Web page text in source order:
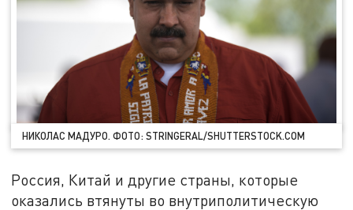
НИКОЛАС МАДУРО. ФОТО: STRINGERAL/SHUTTERSTOCK.COM
Россия, Китай и другие страны, которые
оказались втянуты во внутриполитическую